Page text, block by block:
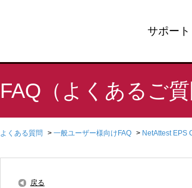
サポート
FAQ（よくあるご質
よくある質問 > 一般ユーザー様向けFAQ > NetAttest EPS
戻る